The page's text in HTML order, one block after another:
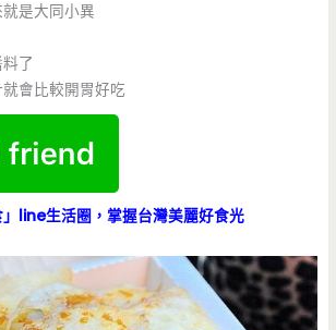
是大同小異
了
會比較開胃好吃
line生活圈，掌握台灣美麗好食光